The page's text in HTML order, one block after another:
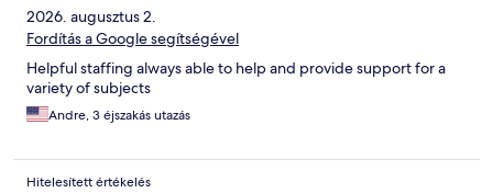
2026. augusztus 2.
Fordítás a Google segítségével
Helpful staffing always able to help and provide support for a
variety of subjects
Andre, 3 éjszakás utazás
Hitelesített értékelés